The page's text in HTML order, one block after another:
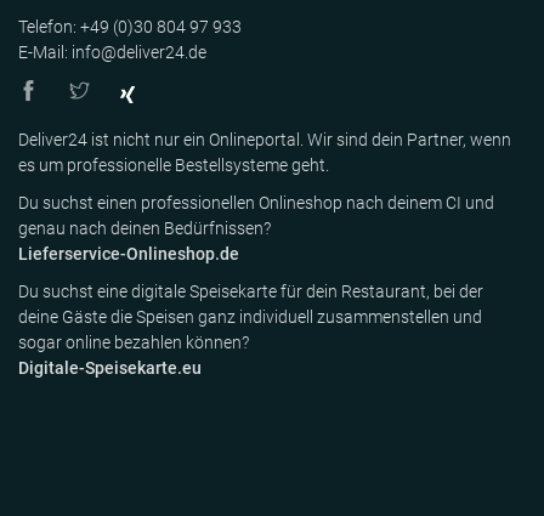
Telefon: +49 (0)30 804 97 933
E-Mail: info@deliver24.de
Deliver24 ist nicht nur ein Onlineportal. Wir sind dein Partner, wenn
es um professionelle Bestellsysteme geht.
Du suchst einen professionellen Onlineshop nach deinem CI und
genau nach deinen Bedürfnissen?
Lieferservice-Onlineshop.de
Du suchst eine digitale Speisekarte für dein Restaurant, bei der
deine Gäste die Speisen ganz individuell zusammenstellen und
sogar online bezahlen können?
Digitale-Speisekarte.eu